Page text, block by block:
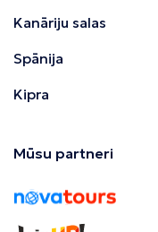
Kanāriju salas
Spānija
Kipra
Mūsu partneri